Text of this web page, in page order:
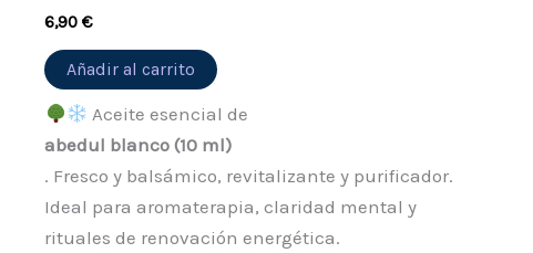
6,90€
Añadir al carrito
Aceite esencial de
abedul blanco (10 ml)
. Fresco y balsámico, revitalizante y purificador.
Ideal para aromaterapia, claridad mental y
rituales de renovación energética.